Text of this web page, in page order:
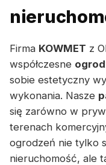
Firma KOWMET z
współczesne
sobie estetyczny
wykonania. Nasze
się zarówno w
terenach
ogrodzeń nie tylko
nieruchomość, ale